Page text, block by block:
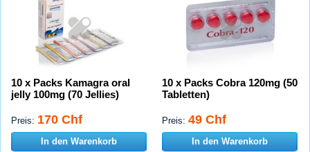
10 x Packs Kamagra oral
jelly 100mg (70 Jellies)
Preis: 170 Chf
In den Warenkorb
10 x Packs Cobra 120mg (50
Tabletten)
Preis: 49 Chf
In den Warenkorb